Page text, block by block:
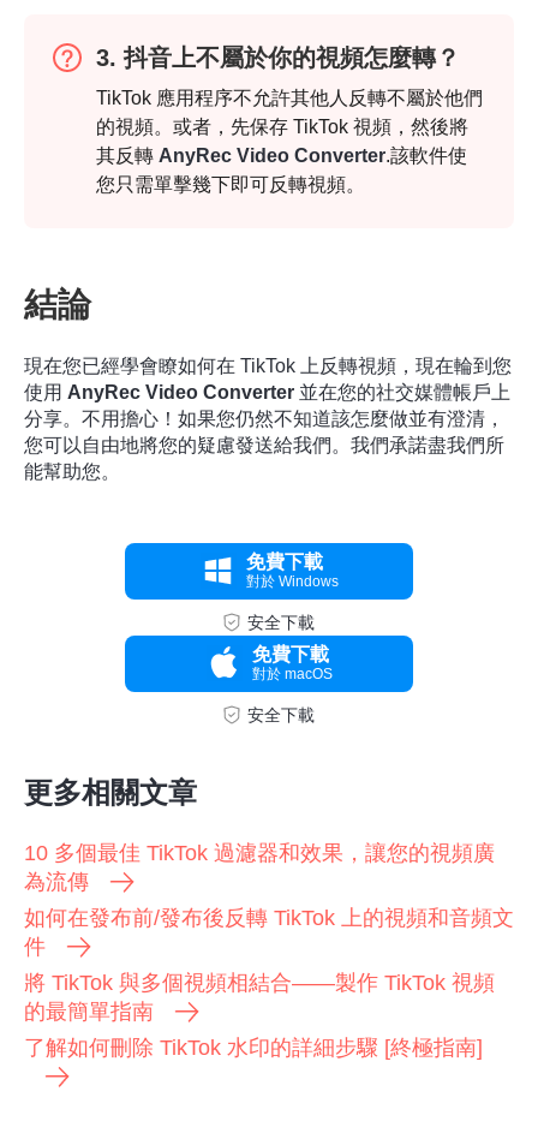
第 3 步。
3. 抖音上不屬於你的視頻怎麼轉？
TikTok 應用程序不允許其他人反轉不屬於他們
的視頻。或者，先保存 TikTok 視頻，然後將
其反轉 AnyRec Video Converter.該軟件使
您只需單擊幾下即可反轉視頻。
結論
現在您已經學會瞭如何在 TikTok 上反轉視頻，現在輪到您
使用 AnyRec Video Converter 並在您的社交媒體帳戶上
分享。不用擔心！如果您仍然不知道該怎麼做並有澄清，
您可以自由地將您的疑慮發送給我們。我們承諾盡我們所
能幫助您。
免費下載
對於 Windows
安全下載
免費下載
對於 macOS
安全下載
更多相關文章
10 多個最佳 TikTok 過濾器和效果，讓您的視頻廣
為流傳
如何在發布前/發布後反轉 TikTok 上的視頻和音頻文
件
將 TikTok 與多個視頻相結合——製作 TikTok 視頻
的最簡單指南
了解如何刪除 TikTok 水印的詳細步驟 [終極指南]